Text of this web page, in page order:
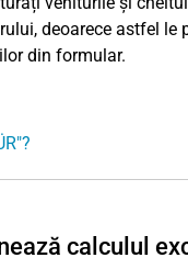
deoarece astfel le
din formular.
calculul